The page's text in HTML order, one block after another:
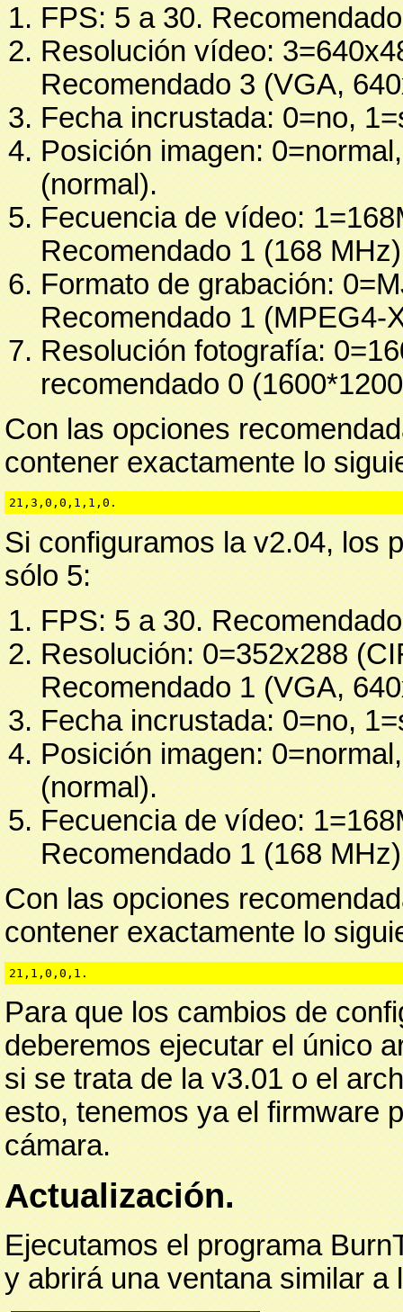
FPS: 5 a 30.
Resolución vídeo:
Recomendado 3 (VGA,
Fecha incrustada: 0=no,
Posición imagen:
(normal).
Fecuencia de vídeo:
Recomendado 1 (168
Formato de grabación:
Recomendado 1 (MPEG4-
Resolución fotografía:
recomendado 0
Con las opciones
contener exactamente lo
21,3,0,0,1,1,0.
Si configuramos la v2.04, los
sólo 5:
FPS: 5 a 30.
Resolución: 0=352x288
Recomendado 1 (VGA,
Fecha incrustada: 0=no,
Posición imagen:
(normal).
Fecuencia de vídeo:
Recomendado 1 (168
Con las opciones
contener exactamente lo
21,1,0,0,1.
Para que los cambios de
deberemos ejecutar el único
si se trata de la v3.01 o el
esto, tenemos ya el firmware
cámara.
Actualización.
Ejecutamos el programa
y abrirá una ventana similar a